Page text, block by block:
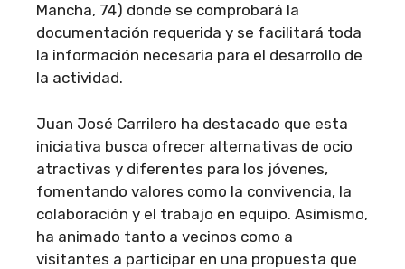
Mancha, 74) donde se comprobará la
documentación requerida y se facilitará toda
la información necesaria para el desarrollo de
la actividad.
Juan José Carrilero ha destacado que esta
iniciativa busca ofrecer alternativas de ocio
atractivas y diferentes para los jóvenes,
fomentando valores como la convivencia, la
colaboración y el trabajo en equipo. Asimismo,
ha animado tanto a vecinos como a
visitantes a participar en una propuesta que